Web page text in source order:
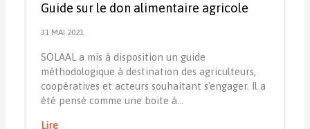
Guide sur le don alimentaire agricole
31 MAI 2021
SOLAAL a mis à disposition un guide
méthodologique à destination des agriculteurs,
coopératives et acteurs souhaitant s'engager. Il a
été pensé comme une boite à…
Lire